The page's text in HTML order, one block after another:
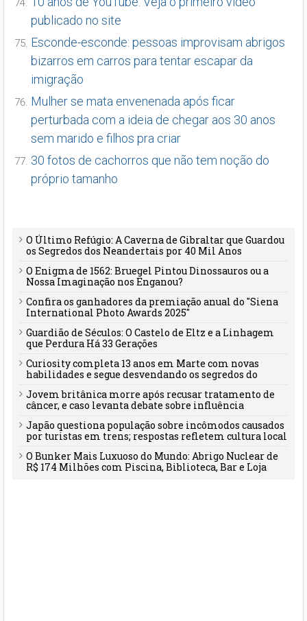
publicado no site
Esconde-esconde: pessoas improvisam abrigos
bizarros em carros para tentar escapar da
imigração
Mulher se mata envenenada após ficar
perturbada com a ideia de chegar aos 30 anos
sem marido e filhos pra criar
30 fotos de cachorros que não tem noção do
próprio tamanho
O Último Refúgio: A Caverna de Gibraltar que Guardou
os Segredos dos Neandertais por 40 Mil Anos
O Enigma de 1562: Bruegel Pintou Dinossauros ou a
Nossa Imaginação nos Enganou?
Confira os ganhadores da premiação anual do "Siena
International Photo Awards 2025"
Guardião de Séculos: O Castelo de Eltz e a Linhagem
que Perdura Há 33 Gerações
Curiosity completa 13 anos em Marte com novas
habilidades e segue desvendando os segredos do
Jovem britânica morre após recusar tratamento de
câncer, e caso levanta debate sobre influência
Japão questiona população sobre incômodos causados
por turistas em trens; respostas refletem cultura local
O Bunker Mais Luxuoso do Mundo: Abrigo Nuclear de
R$ 174 Milhões com Piscina, Biblioteca, Bar e Loja